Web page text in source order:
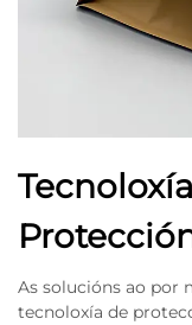
As solucións ao por
tecnoloxía de